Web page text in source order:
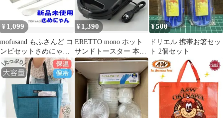
¥ 1,099
mofusand もふさんど コ
ンビセットさめにゃん
箸＆スプーン カトラリ
ー
¥ 1,390
ERETTO mono ホット
サンドトースター 本体
S ET-101R
¥500
ドリエル 携帯お箸セッ
ト 2個セット